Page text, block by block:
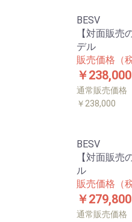
BESV
【対面販売
デル
販売価格（
￥238,000
通常販売価格
￥238,000
BESV
【対面販売
ル
販売価格（
￥279,800
通常販売価格